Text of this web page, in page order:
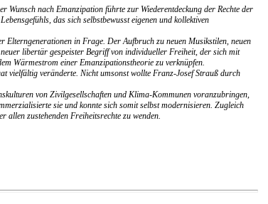
nach Emanzipation führte zur Wiederentdeckung der Rechte der
das sich selbstbewusst eigenen und kollektiven
Elterngenerationen in Frage. Der Aufbruch zu neuen Musikstilen, neuen
libertär gespeister Begriff von individueller Freiheit, der sich mit
Wärmestrom einer Emanzipationstheorie zu verknüpfen.
vielfältig veränderte. Nicht umsonst wollte Franz-Josef Strauß durch
von Zivilgesellschaften und Klima-Kommunen voranzubringen,
sie und konnte sich somit selbst modernisieren. Zugleich
allen zustehenden Freiheitsrechte zu wenden.